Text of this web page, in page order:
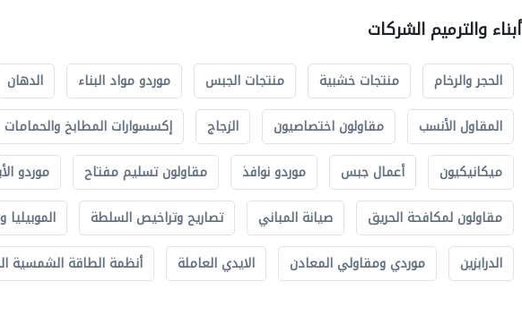
أبناء والترميم الشركات
الحجر والرخام منتجات خشبية منتجات الجبس موردو مواد البناء الدهان
المقاول الأنسب
مقاولون اختصاصيون الزجاج إكسسوارات المطابخ والحمامات
ميكانيكيون
أعمال جبس موردو نوافذ مقاولون تسليم مفتاح موردو
مقاولون لمكافحة الحريق
صيانة المباني تصاريح وتراخيص السلطة الموبيليا
الدرابزين
موردي ومقاولي المعادن الايدي العاملة أنظمة الطاقة الشمسية